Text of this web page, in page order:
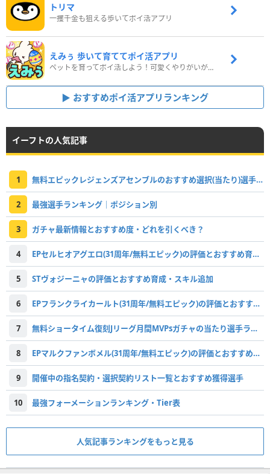
トリマ
一攫千金も狙える歩いてポイ活アプリ
えみぅ 歩いて育ててポイ活アプリ
ペットを育ってポイ活しよう！可愛くやりがいがある新感覚アプリ
おすすめポイ活アプリランキング
イーフトの人気記事
1 無料エピックレジェンズアセンブルのおすすめ選択(当たり)選手ランキングと引き方
2 最強選手ランキング｜ポジション別
3 ガチャ最新情報とおすすめ度・どれを引くべき？
4 EPセルヒオアグエロ(31周年/無料エピック)の評価とおすすめ育成・スキル追加
5 STヴォジーニャの評価とおすすめ育成・スキル追加
6 EPフランクライカールト(31周年/無料エピック)の評価とおすすめ育成・スキル追加
7 無料ショータイム復刻Jリーグ月間MVPsガチャの当たり選手ランキング
8 EPマルクファンボメル(31周年/無料エピック)の評価とおすすめ育成・スキル追加
9 開催中の指名契約・選択契約リスト一覧とおすすめ獲得選手
10 最強フォーメーションランキング・Tier表
人気記事ランキングをもっと見る